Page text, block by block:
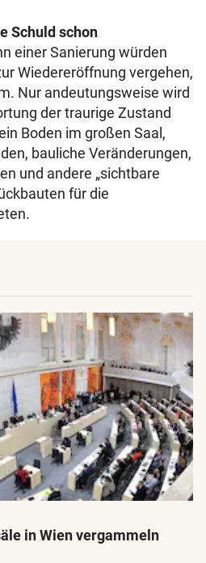
Schuld schon
einer Sanierung würden
Wiedereröffnung vergehen,
Nur andeutungsweise wird
der traurige Zustand
Boden im großen Saal,
bauliche Veränderungen,
und andere „sichtbare
für die
in Wien vergammeln